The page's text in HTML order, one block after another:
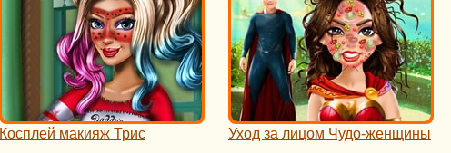
Косплей макияж Трис Уход за лицом Чудо-женщины